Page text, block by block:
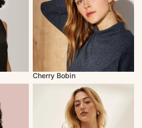
Cherry Bobin